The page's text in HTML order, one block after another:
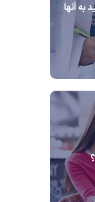
به آنها